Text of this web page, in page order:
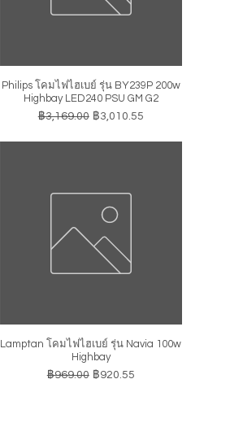
ดูข้อมูลด่วน
Philips โคมไฟไฮเบย์ รุ่น BY239P 200w
Highbay LED240 PSU GM G2
ราคาปกติ
฿3,169.00 ราคาขายลด
฿3,010.55
ดูข้อมูลด่วน
Lamptan โคมไฟไฮเบย์ รุ่น Navia 100w
Highbay
ราคาปกติ
฿969.00 ราคาขายลด
฿920.55